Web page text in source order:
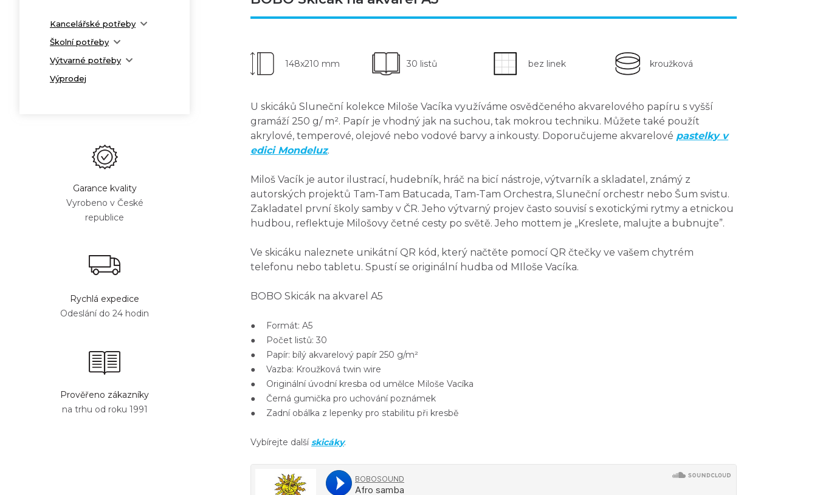
Kancelářské potřeby
Školní potřeby
Výtvarné potřeby
Výprodej
Garance kvality
Vyrobeno v České
republice
Rychlá expedice
Odeslání do 24 hodin
Prověřeno zákazníky
na trhu od roku 1991
148x210 mm 30 listů bez linek kroužková
U skicáků Sluneční kolekce Miloše Vacíka využíváme osvědčeného akvarelového papíru s vyšší
gramáží 250 g/ m². Papír je vhodný jak na suchou, tak mokrou techniku. Můžete také použít
akrylové, temperové, olejové nebo vodové barvy a inkousty. Doporučujeme akvarelové pastelky v
edici Mondeluz.
Miloš Vacík je autor ilustrací, hudebník, hráč na bicí nástroje, výtvarník a skladatel, známý z
autorských projektů Tam-Tam Batucada, Tam-Tam Orchestra, Sluneční orchestr nebo Šum svistu.
Zakladatel první školy samby v ČR. Jeho výtvarný projev často souvisí s exotickými rytmy a etnickou
hudbou, reflektuje Milošovy četné cesty po světě. Jeho mottem je „Kreslete, malujte a bubnujte”.
Ve skicáku naleznete unikátní QR kód , který načtěte pomocí QR čtečky ve vašem chytrém
telefonu nebo tabletu. Spustí se originální hudba od MIloše Vacíka.
BOBO Skicák na akvarel A5
● Formát: A5
● Počet listů: 30
● Papír: bílý akvarelový papír 250 g/m²
● Vazba: Kroužková twin wire
● Originální úvodní kresba od umělce Miloše Vacíka
● Černá gumička pro uchování poznámek
● Zadní obálka z lepenky pro stabilitu při kresbě
Vybírejte dalšískicáky.